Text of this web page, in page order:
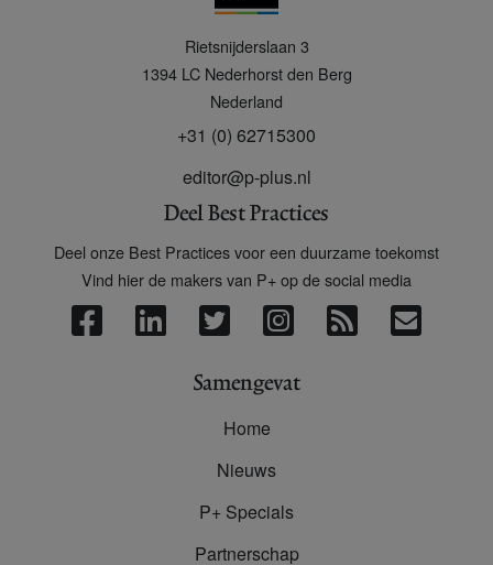
Rietsnijderslaan 3
1394 LC Nederhorst den Berg
Nederland
+31 (0) 62715300
editor@p-plus.nl
Deel Best Practices
Deel onze Best Practices voor een duurzame toekomst
Vind hier de makers van P+ op de social media
Samengevat
Home
Nieuws
P+ Specials
Partnerschap